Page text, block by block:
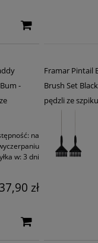
-
na
w: 3 dni
37,90 zł
Framar Pintail
Brush Set
pędzli ze